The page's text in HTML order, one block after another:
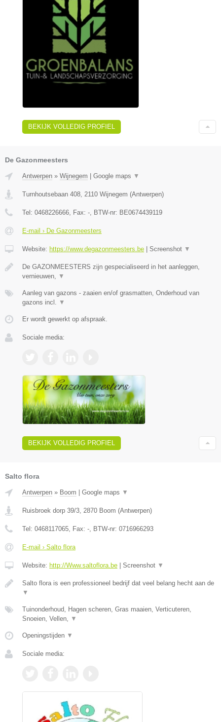
BEKIJK VOLLEDIG PROFIEL
De Gazonmeesters
Antwerpen » Wijnegem | Google maps ▼
Turnhoutsebaan 408 2110 Wijnegem (Antwerpen)
Tel: 0468226666 , Fax: - , BTW-nr: BE0674439119
E-mail › De Gazonmeesters
Website: https://www.degazonmeesters.be | Screenshot ▼
De GAZONMEESTERS zijn gespecialiseerd in het aanleggen,
vernieuwen,
▼
Aanleg van gazons - zaaien en/of grasmatten, Onderhoud van
gazons incl.
▼
Er wordt gewerkt op afspraak.
Sociale media:
BEKIJK VOLLEDIG PROFIEL
Salto flora
Antwerpen » Boom Google maps ▼
Ruisbroek dorp 39/3 2870 Boom (Antwerpen)
Tel: 0468117065 , Fax: - , BTW-nr: 0716966293
E-mail › Salto flora
Website: http://Www.saltoflora.be Screenshot ▼
Salto flora is een professioneel bedrijf dat veel belang hecht aan de
▼
Tuinonderhoud, Hagen scheren, Gras maaien, Verticuteren,
Snoeien, Vellen,
▼
Openingstijden ▼
Sociale media: